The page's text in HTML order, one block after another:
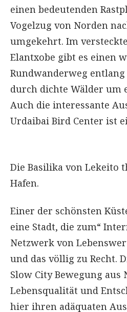
einen bedeutenden
Vogelzug von Norden
umgekehrt. Im
Elantxobe gibt es einen
Rundwanderweg
durch dichte Wälder um
Auch die interessante
Urdaibai Bird Center ist
Die Basilika von Lekeito
Hafen.
Einer der schönsten
eine Stadt, die zum“
Netzwerk von
und das völlig zu Recht.
Slow City Bewegung aus
Lebensqualität und
hier ihren adäquaten